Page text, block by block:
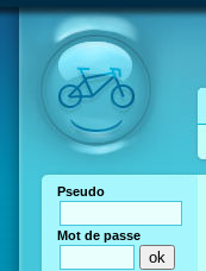
Pseudo
Mot de passe